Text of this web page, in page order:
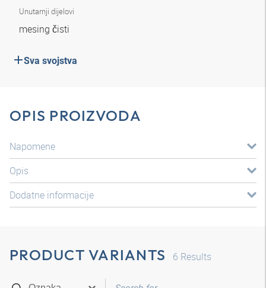
Unutarnji dijelovi
mesing čisti
Sva svojstva
OPIS PROIZVODA
Napomene
Opis
Dodatne informacije
PRODUCT VARIANTS 6 Results